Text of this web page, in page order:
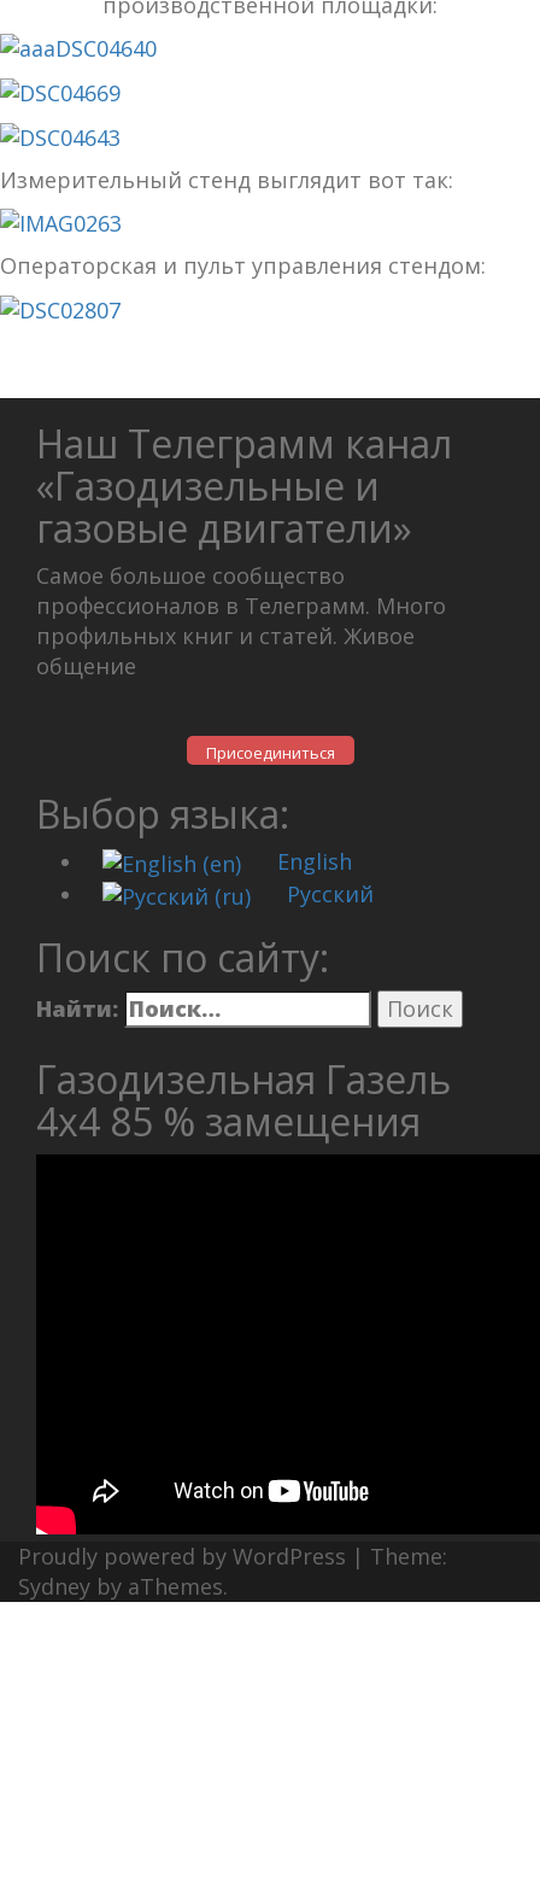
Измерительный стенд выглядит вот так:
Операторская и пульт управления стендом:
Наш Телеграмм канал
«Газодизельные и
газовые двигатели»
Самое большое сообщество
профессионалов в Телеграмм. Много
профильных книг и статей. Живое
общение
Присоединиться
Выбор языка:
English
Русский
Поиск по сайту:
Найти:
Газодизельная Газель
4х4 85 % замещения
Proudly powered by WordPress | Theme:
Sydney by aThemes.